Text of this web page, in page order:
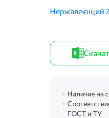
Нержавеющий
Наличие на
ГОСТ и ТУ